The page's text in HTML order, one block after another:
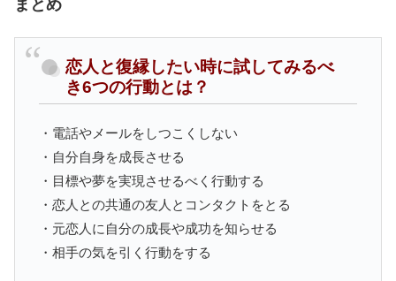
まとめ
恋人と復縁したい時に試してみるべ
き6つの行動とは？
・電話やメールをしつこくしない
・自分自身を成長させる
・目標や夢を実現させるべく行動する
・恋人との共通の友人とコンタクトをとる
・元恋人に自分の成長や成功を知らせる
・相手の気を引く行動をする